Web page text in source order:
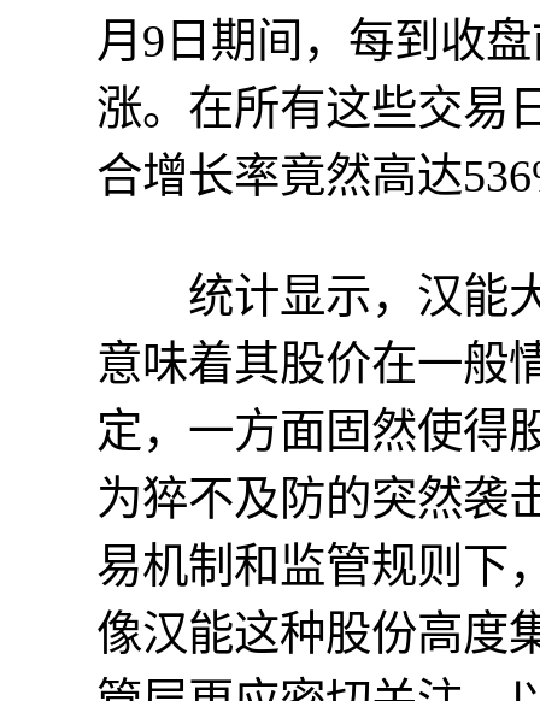
月9日期间，每到收
涨。在所有这些交易
合增长率竟然高达
统计显示，汉能大
意味着其股价在一般
定，一方面固然使得
为猝不及防的突然袭
易机制和监管规则下
像汉能这种股份高度